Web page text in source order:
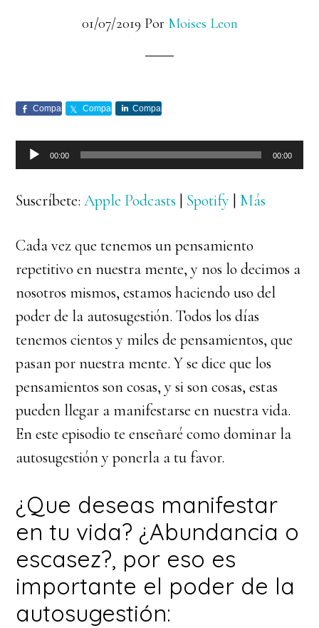
01/07/2019 Por Moises Leon
Comparte Comparte Comparte
Reproductor
de
audio
00:00 00:00
Suscríbete:Apple Podcasts | Spotify | Más
Cada vez que tenemos un pensamiento
repetitivo en nuestra mente, y nos lo decimos a
nosotros mismos, estamos haciendo uso del
poder de la autosugestión. Todos los días
tenemos cientos y miles de pensamientos, que
pasan por nuestra mente. Y se dice que los
pensamientos son cosas, y si son cosas, estas
pueden llegar a manifestarse en nuestra vida.
En este episodio te enseñaré como dominar la
autosugestión y ponerla a tu favor.
¿Que deseas manifestar
en tu vida? ¿Abundancia o
escasez?, por eso es
importante el poder de la
autosugestión: